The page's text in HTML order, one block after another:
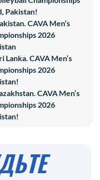
Pakistan!
CAVA Men’s
2026
Lanka. CAVA Men’s
2026
CAVA Men’s
2026